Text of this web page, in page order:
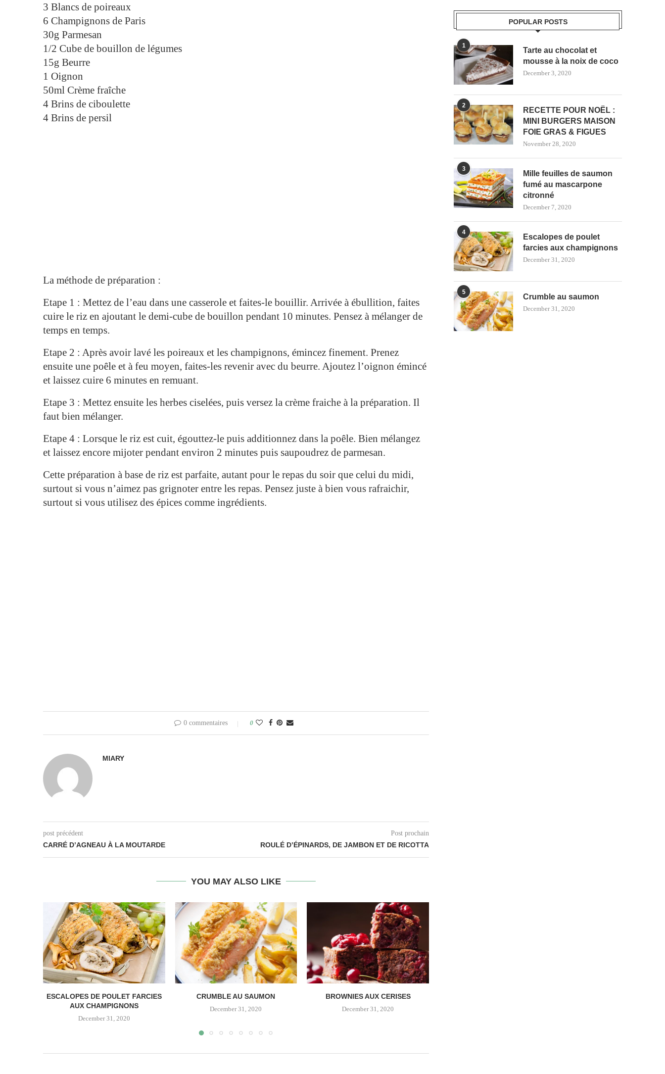
3 Blancs de poireaux
6 Champignons de Paris
30g Parmesan
1/2 Cube de bouillon de légumes
15g Beurre
1 Oignon
50ml Crème fraîche
4 Brins de ciboulette
4 Brins de persil
La méthode de préparation :
Etape 1 : Mettez de l’eau dans une casserole et faites-le bouillir. Arrivée à ébullition, faites
cuire le riz en ajoutant le demi-cube de bouillon pendant 10 minutes. Pensez à mélanger de
temps en temps.
Etape 2 : Après avoir lavé les poireaux et les champignons, émincez finement. Prenez
ensuite une poêle et à feu moyen, faites-les revenir avec du beurre. Ajoutez l’oignon émincé
et laissez cuire 6 minutes en remuant.
Etape 3 : Mettez ensuite les herbes ciselées, puis versez la crème fraiche à la préparation. Il
faut bien mélanger.
Etape 4 : Lorsque le riz est cuit, égouttez-le puis additionnez dans la poêle. Bien mélangez
et laissez encore mijoter pendant environ 2 minutes puis saupoudrez de parmesan.
Cette préparation à base de riz est parfaite, autant pour le repas du soir que celui du midi,
surtout si vous n’aimez pas grignoter entre les repas. Pensez juste à bien vous rafraichir,
surtout si vous utilisez des épices comme ingrédients.
0 commentaires 0
MIARY
post précédent
CARRÉ D’AGNEAU À LA MOUTARDE
Post prochain
ROULÉ D’ÉPINARDS, DE JAMBON ET DE RICOTTA
YOU MAY ALSO LIKE
ESCALOPES DE POULET FARCIES
AUX CHAMPIGNONS
December 31, 2020
CRUMBLE AU SAUMON
December 31, 2020
BROWNIES AUX CERISES
December 31, 2020
POPULAR POSTS
1
Tarte au chocolat et
mousse à la noix de coco
December 3, 2020
2
RECETTE POUR NOËL :
MINI BURGERS MAISON
FOIE GRAS & FIGUES
November 28, 2020
3
Mille feuilles de saumon
fumé au mascarpone
citronné
December 7, 2020
4
Escalopes de poulet
farcies aux champignons
December 31, 2020
5
Crumble au saumon
December 31, 2020